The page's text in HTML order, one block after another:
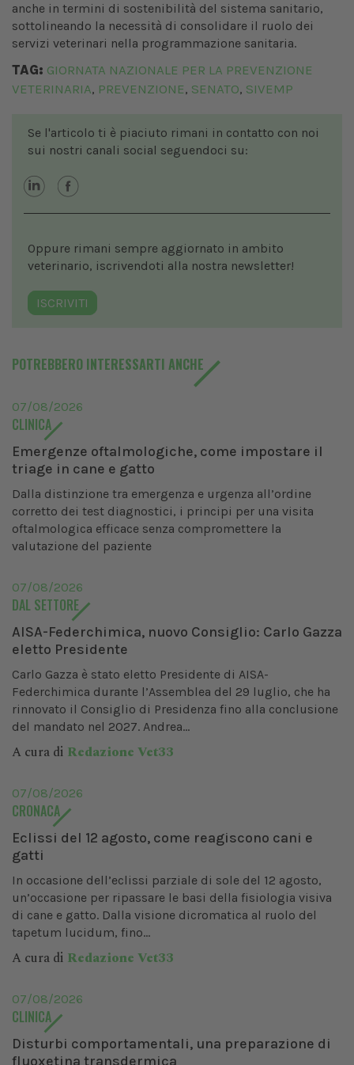
anche in termini di sostenibilità del sistema sanitario,
sottolineando la necessità di consolidare il ruolo dei
servizi veterinari nella programmazione sanitaria.
TAG: GIORNATA NAZIONALE PER LA PREVENZIONE
VETERINARIA, PREVENZIONE, SENATO, SIVEMP
Se l'articolo ti è piaciuto rimani in contatto con noi
sui nostri canali social seguendoci su:
Oppure rimani sempre aggiornato in ambito
veterinario, iscrivendoti alla nostra newsletter!
ISCRIVITI
POTREBBERO INTERESSARTI ANCHE
07/08/2026
CLINICA
Emergenze oftalmologiche, come impostare il
triage in cane e gatto
Dalla distinzione tra emergenza e urgenza all’ordine
corretto dei test diagnostici, i principi per una visita
oftalmologica efficace senza compromettere la
valutazione del paziente
07/08/2026
DAL SETTORE
AISA-Federchimica, nuovo Consiglio: Carlo Gazza
eletto Presidente
Carlo Gazza è stato eletto Presidente di AISA-
Federchimica durante l’Assemblea del 29 luglio, che ha
rinnovato il Consiglio di Presidenza fino alla conclusione
del mandato nel 2027. Andrea...
A cura di Redazione Vet33
07/08/2026
CRONACA
Eclissi del 12 agosto, come reagiscono cani e
gatti
In occasione dell’eclissi parziale di sole del 12 agosto,
un’occasione per ripassare le basi della fisiologia visiva
di cane e gatto. Dalla visione dicromatica al ruolo del
tapetum lucidum, fino...
A cura di Redazione Vet33
07/08/2026
CLINICA
Disturbi comportamentali, una preparazione di
fluoxetina transdermica